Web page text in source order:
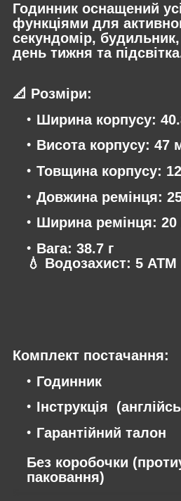
Годинник оснащений
функціями для
секундомір,
день тижня та
📐 Розміри:
Ширина корпусу:
Висота корпусу: 47
Товщина корпусу:
Довжина ремінця:
Ширина ремінця:
Вага: 38.7 г
💧 Водозахист: 5 АТМ
Комплект постачання:
Годинник
Інструкція
Гарантійний талон
Без коробочки
паковання)